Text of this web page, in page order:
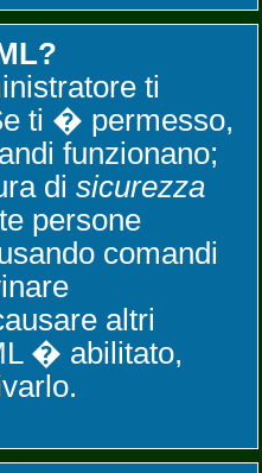
ti
ti � permesso,
funzionano;
di sicurezza
persone
comandi
altri
� abilitato,